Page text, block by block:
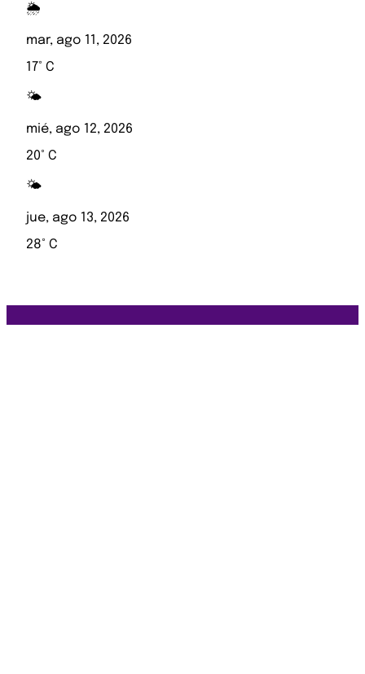
🌦️
mar, ago 11, 2026
17° C
🌤️
mié, ago 12, 2026
20° C
🌤️
jue, ago 13, 2026
28° C